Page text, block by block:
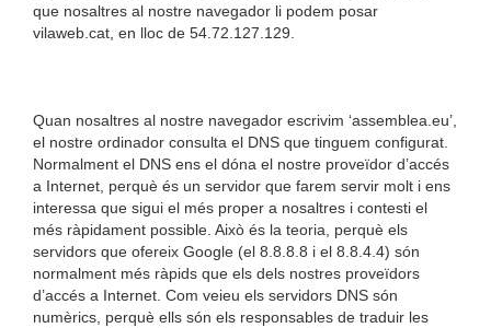
que nosaltres al nostre navegador li podem posar
vilaweb.cat, en lloc de 54.72.127.129.
Quan nosaltres al nostre navegador escrivim ‘assemblea.eu’,
el nostre ordinador consulta el DNS que tinguem configurat.
Normalment el DNS ens el dóna el nostre proveïdor d’accés
a Internet, perquè és un servidor que farem servir molt i ens
interessa que sigui el més proper a nosaltres i contesti el
més ràpidament possible. Això és la teoria, perquè els
servidors que ofereix Google (el 8.8.8.8 i el 8.8.4.4) són
normalment més ràpids que els dels nostres proveïdors
d’accés a Internet. Com veieu els servidors DNS són
numèrics, perquè ells són els responsables de traduir les